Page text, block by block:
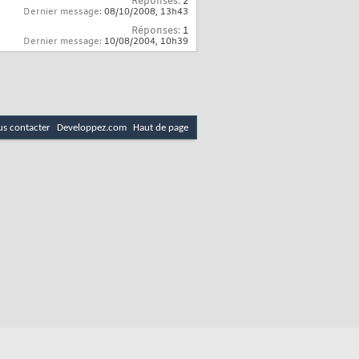
Dernier message: 08/10/2008, 13h43
Réponses: 1
Dernier message: 10/08/2004, 10h39
contacter Developpez.com Haut de page